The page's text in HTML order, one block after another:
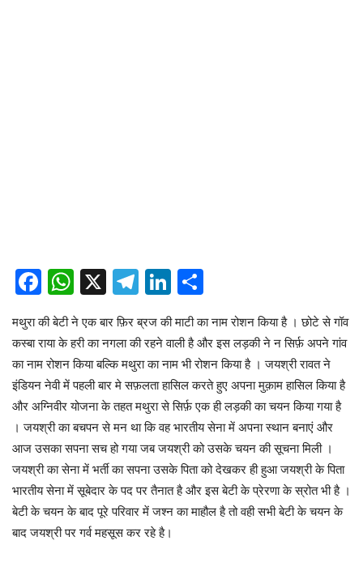
Facebook
WhatsApp
X Telegram
LinkedIn
मथुरा की बेटी ने एक बार फ़िर ब्रज की माटी का नाम रोशन किया है । छोटे से गॉव
कस्बा राया के हरी का नगला की रहने वाली है और इस लड़की ने न सिर्फ़ अपने गांव
का नाम रोशन किया बल्कि मथुरा का नाम भी रोशन किया है । जयश्री रावत ने
इंडियन नेवी में पहली बार मे सफ़लता हासिल करते हुए अपना मुक़ाम हासिल किया है
और अग्निवीर योजना के तहत मथुरा से सिर्फ़ एक ही लड़की का चयन किया गया है
। जयश्री का बचपन से मन था कि वह भारतीय सेना में अपना स्थान बनाएं और
आज उसका सपना सच हो गया जब जयश्री को उसके चयन की सूचना मिली ।
जयश्री का सेना में भर्ती का सपना उसके पिता को देखकर ही हुआ जयश्री के पिता
भारतीय सेना में सूबेदार के पद पर तैनात है और इस बेटी के प्रेरणा के स्रोत भी है ।
बेटी के चयन के बाद पूरे परिवार में जश्न का माहौल है तो वही सभी बेटी के चयन के
बाद जयश्री पर गर्व महसूस कर रहे है।